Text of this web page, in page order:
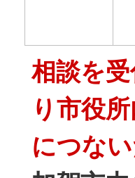
相談を
り市役
につな